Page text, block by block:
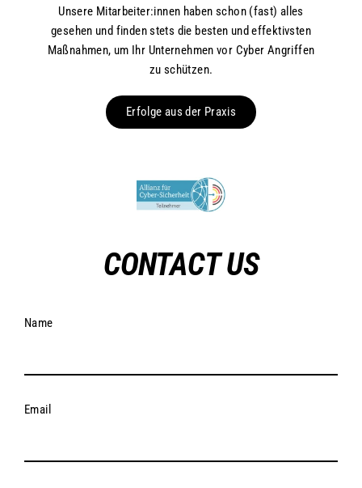
Unsere Mitarbeiter:innen haben schon (fast) alles
gesehen und finden stets die besten und effektivsten
Maßnahmen, um Ihr Unternehmen vor Cyber Angriffen
zu schützen.
Erfolge aus der Praxis
CONTACT US
Name
Email